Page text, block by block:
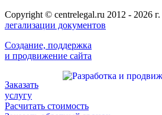
Copyright © centrelegal.ru 2012 - 2026 г.
легализации документов
Создание, поддержка
и продвижение сайта
Заказать
услугу
Расчитать стоимость